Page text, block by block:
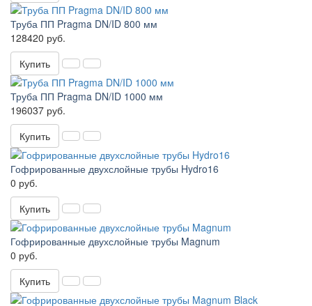
Труба ПП Pragma DN/ID 800 мм
128420 руб.
Купить
Труба ПП Pragma DN/ID 1000 мм
196037 руб.
Купить
Гофрированные двухслойные трубы Hydro16
0 руб.
Купить
Гофрированные двухслойные трубы Magnum
0 руб.
Купить